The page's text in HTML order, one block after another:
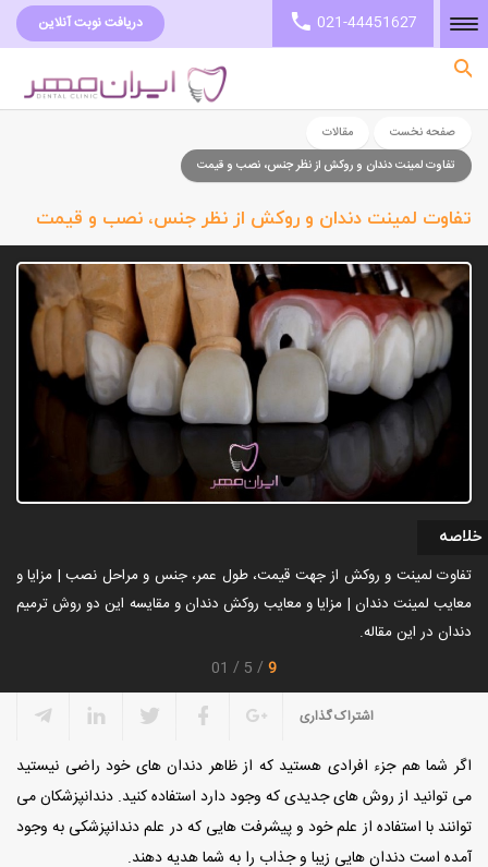
صفحه نخست
دریافت نوبت آنلاین 021-44451627
صفحه نخست
مقالات
تفاوت لمینت دندان و روکش از نظر جنس، نصب و قیمت
تفاوت لمینت دندان و روکش از نظر جنس، نصب و قیمت
خلاصه
تفاوت لمینت و روکش از جهت قیمت، طول عمر، جنس و مراحل نصب | مزایا و
معایب لمینت دندان | مزایا و معایب روکش دندان و مقایسه این دو روش ترمیم
دندان در این مقاله.
9
5
01
اشتراک گذاری
اگر‌ شما هم‌ جزء افرادی هستید که از ظاهر دندان های خود راضی نیستید
می توانید از روش های جدیدی که وجود دارد استفاده کنید. دندانپزشکان می
توانند با استفاده از علم خود و پیشرفت هایی که در علم دندانپزشکی به وجود
آمده است دندان هایی زیبا و جذاب را به شما هدیه دهند.